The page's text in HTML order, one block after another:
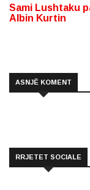
Sami Lushtaku
Albin Kurtin
ASNJË KOMENT
RRJETET SOCIALE